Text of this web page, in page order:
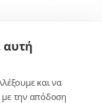
αυτή
και να
με την απόδοση